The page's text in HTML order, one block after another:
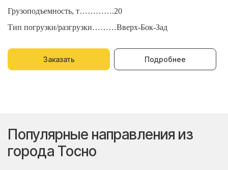
Грузоподъемность, т………….20
Тип погрузки/разгрузки………Вверх-Бок-Зад
Заказать Подробнее
Популярные направления из
города Тосно